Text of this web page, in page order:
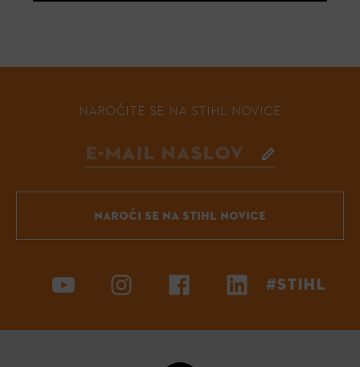
NAROČITE SE NA STIHL NOVICE
NAROČI SE NA STIHL NOVICE
#STIHL